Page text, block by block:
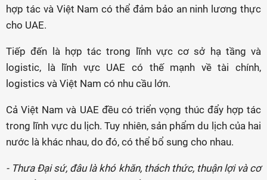
hợp tác và Việt Nam có thể đảm bảo an ninh lương thực
cho UAE.
Tiếp đến là hợp tác trong lĩnh vực cơ sở hạ tầng và
logistic, là lĩnh vực UAE có thế mạnh về tài chính,
logistics và Việt Nam có nhu cầu lớn.
Cả Việt Nam và UAE đều có triển vọng thúc đẩy hợp tác
trong lĩnh vực du lịch. Tuy nhiên, sản phẩm du lịch của hai
nước là khác nhau, do đó, có thể bổ sung cho nhau.
- Thưa Đại sứ, đâu là khó khăn, thách thức, thuận lợi và cơ